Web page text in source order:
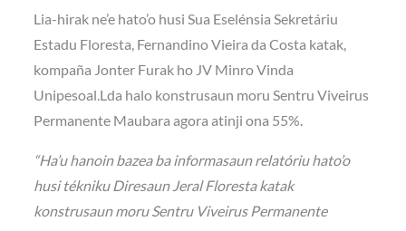
Lia-hirak ne’e hato’o husi Sua Eselénsia Sekretáriu
Estadu Floresta, Fernandino Vieira da Costa katak,
kompaña Jonter Furak ho JV Minro Vinda
Unipesoal.Lda halo konstrusaun moru Sentru Viveirus
Permanente Maubara agora atinji ona 55%.
“Ha’u hanoin bazea ba informasaun relatóriu hato’o
husi tékniku Diresaun Jeral Floresta katak
konstrusaun moru Sentru Viveirus Permanente